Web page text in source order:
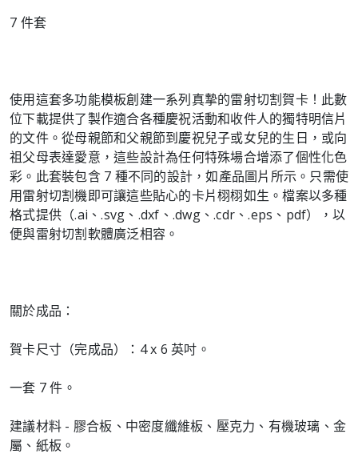
7 件套
使用這套多功能模板創建一系列真摯的雷射切割賀卡！此數
位下載提供了製作適合各種慶祝活動和收件人的獨特明信片
的文件。從母親節和父親節到慶祝兒子或女兒的生日，或向
祖父母表達愛意，這些設計為任何特殊場合增添了個性化色
彩。此套裝包含 7 種不同的設計，如產品圖片所示。只需使
用雷射切割機即可讓這些貼心的卡片栩栩如生。檔案以多種
格式提供（.ai、.svg、.dxf、.dwg、.cdr、.eps、pdf），以
便與雷射切割軟體廣泛相容。
關於成品：
賀卡尺寸（完成品）：4 x 6 英吋。
一套 7 件。
建議材料 - 膠合板、中密度纖維板、壓克力、有機玻璃、金
屬、紙板。